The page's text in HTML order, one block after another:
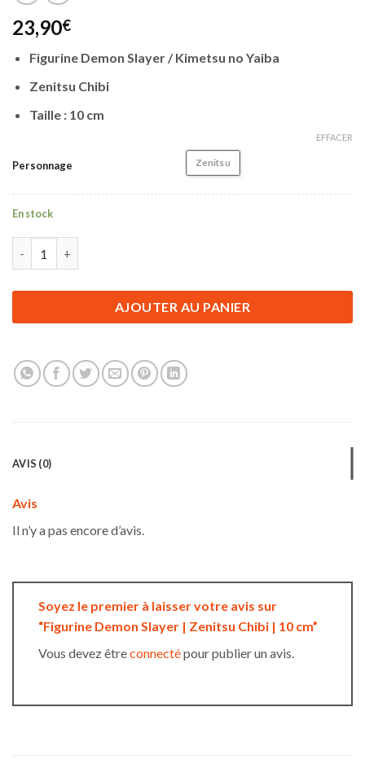
23,90€
Figurine Demon Slayer / Kimetsu no Yaiba
Zenitsu Chibi
Taille : 10 cm
Personnage Zenitsu
EFFACER
En stock
AJOUTER AU PANIER
AVIS (0)
Avis
Il n’y a pas encore d’avis.
Soyez le premier à laisser votre avis sur
“Figurine Demon Slayer | Zenitsu Chibi | 10 cm”
Vous devez êtreconnectépour publier un avis.